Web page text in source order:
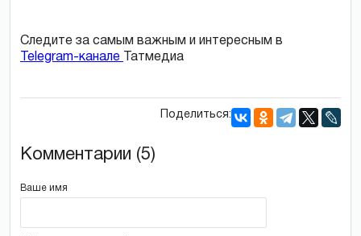
Следите за самым важным и интересным в
Telegram-канале
Татмедиа
Поделиться:
Комментарии (5)
Ваше имя